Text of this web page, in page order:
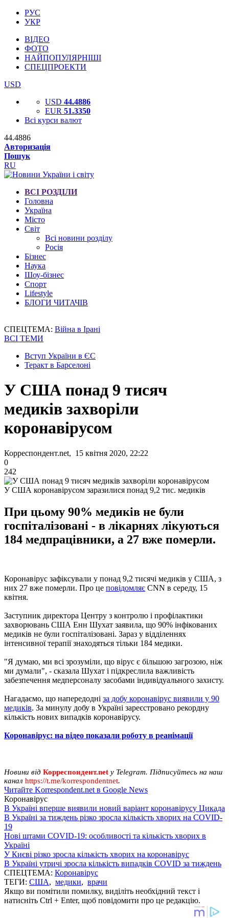
РУС
УКР
ВІДЕО
ФОТО
НАЙПОПУЛЯРНІШІ
СПЕЦПРОЕКТИ
USD
USD 44.4886
EUR 51.3350
Всі курси валют
44.4886
Авторизація
Пошук
RU
ВСІ РОЗДІЛИ
Головна
Україна
Місто
Світ
Всі новини розділу
Росія
Бізнес
Наука
Шоу-бізнес
Спорт
Lifestyle
БЛОГИ ЧИТАЧІВ
СПЕЦТЕМА: Війна в Ірані
ВСІ ТЕМИ
Вступ України в ЄС
Теракт в Барселоні
У США понад 9 тисяч
медиків захворіли
коронавірусом
Корреспондент.net, 15 квітня 2020, 22:22
0
242
У США коронавірусом заразилися понад 9,2 тис. медиків
При цьому 90% медиків не були
госпіталізовані - в лікарнях лікуються
184 медпрацівники, а 27 вже померли.
Коронавірус зафіксували у понад 9,2 тисячі медиків у США, з
них 27 вже померли. Про це повідомляє CNN в середу, 15
квітня.
Заступник директора Центру з контролю і профілактики
захворювань США Енн Шухат заявила, що 90% інфікованих
медиків не були госпіталізовані. Зараз у відділеннях
інтенсивної терапії знаходяться тільки 184 медики.
"Я думаю, ми всі зрозуміли, що вірус є більшою загрозою, ніж
ми думали", - сказала Шухат і підкреслила важливість
забезпечення медперсоналу засобами індивідуального захисту.
Нагадаємо, що напередодні за добу коронавірус виявили у 90
медиків. За минулу добу в Україні зареєстровано рекордну
кількість нових випадків коронавірусу.
Коронавірус: на відео показали роботу в реанімації
Новини від Корреспондент.net у Telegram. Підписуйтесь на наш
канал https://t.me/korrespondentnet.
Читайте Korrespondent.net в Google News
Коронавірус
В Україні вперше виявили новий варіант коронавірусу Цикада
В Україні за тиждень різко зросла кількість хворих на COVID-
19
Нові штами COVID-19: особливості та кількість хворих в
Україні
У Києві різко зросла кількість хворих на коронавірус
В Україні утричі зросла кількість випадків COVID за тиждень
СПЕЦТЕМА: Коронавірус
ТЕГИ: США, медики, врачи
Якщо ви помітили помилку, виділіть необхідний текст і
натисніть Ctrl + Enter, щоб повідомити про це редакцію.